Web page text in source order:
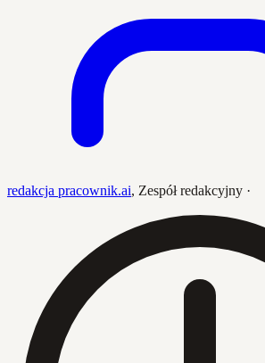
redakcja pracownik.ai, Zespół redakcyjny ·